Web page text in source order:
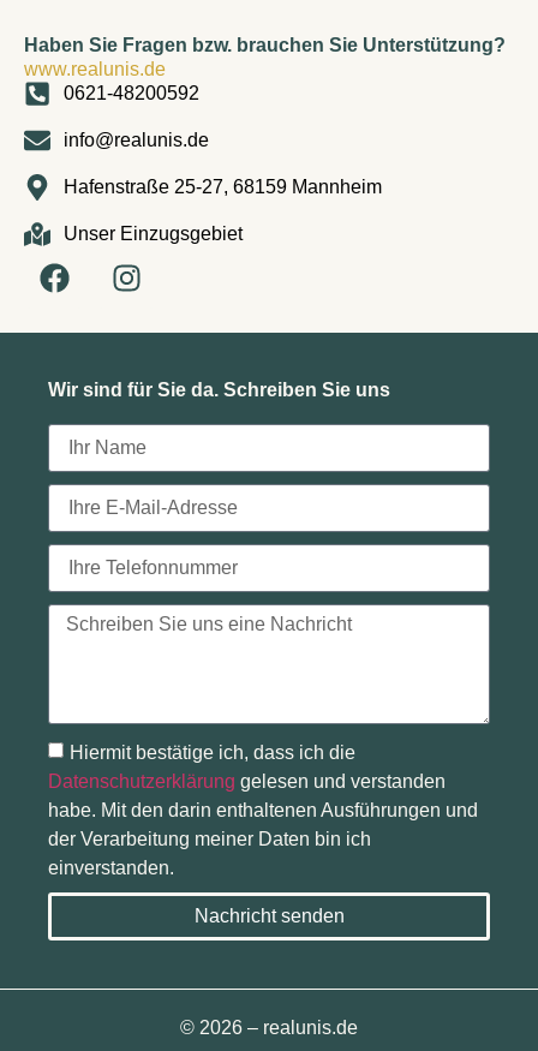
Haben Sie Fragen bzw. brauchen Sie Unterstützung?
www.realunis.de
0621-48200592
info@realunis.de
Hafenstraße 25-27, 68159 Mannheim
Unser Einzugsgebiet
Wir sind für Sie da. Schreiben Sie uns
Hiermit bestätige ich, dass ich die
Datenschutzerklärung gelesen und verstanden
habe. Mit den darin enthaltenen Ausführungen und
der Verarbeitung meiner Daten bin ich
einverstanden.
Nachricht senden
© 2026 – realunis.de